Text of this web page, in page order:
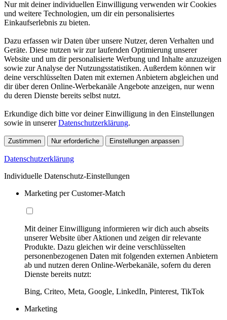
Nur mit deiner individuellen Einwilligung verwenden wir Cookies
und weitere Technologien, um dir ein personalisiertes
Einkaufserlebnis zu bieten.
Dazu erfassen wir Daten über unsere Nutzer, deren Verhalten und
Geräte. Diese nutzen wir zur laufenden Optimierung unserer
Website und um dir personalisierte Werbung und Inhalte anzuzeigen
sowie zur Analyse der Nutzungsstatistiken. Außerdem können wir
deine verschlüsselten Daten mit externen Anbietern abgleichen und
dir über deren Online-Werbekanäle Angebote anzeigen, nur wenn
du deren Dienste bereits selbst nutzt.
Erkundige dich bitte vor deiner Einwilligung in den Einstellungen
sowie in unsererDatenschutzerklärung.
Zustimmen Nur erforderliche Einstellungen anpassen
Datenschutzerklärung
Individuelle Datenschutz-Einstellungen
Marketing per Customer-Match
Mit deiner Einwilligung informieren wir dich auch abseits
unserer Website über Aktionen und zeigen dir relevante
Produkte. Dazu gleichen wir deine verschlüsselten
personenbezogenen Daten mit folgenden externen Anbietern
ab und nutzen deren Online-Werbekanäle, sofern du deren
Dienste bereits nutzt:
Bing, Criteo, Meta, Google, LinkedIn, Pinterest, TikTok
Marketing